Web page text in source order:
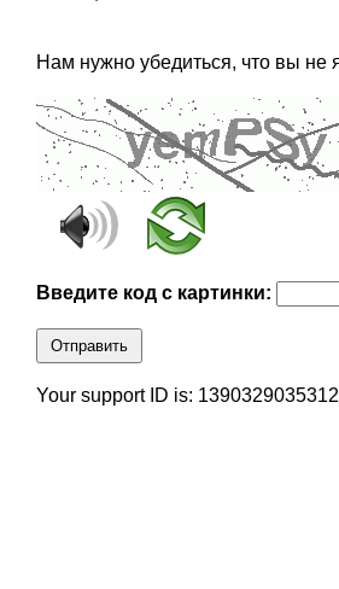
Нам нужно убедиться, что вы не
Введите код с картинки:
Отправить
Your support ID is: